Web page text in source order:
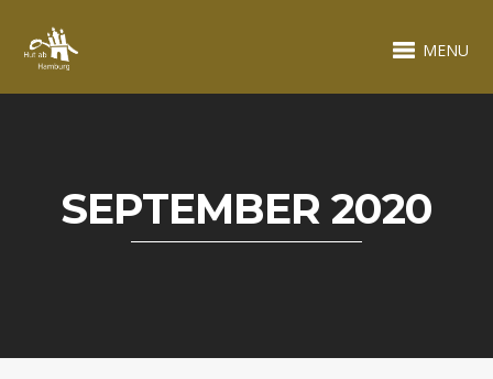
MENU
SEPTEMBER 2020